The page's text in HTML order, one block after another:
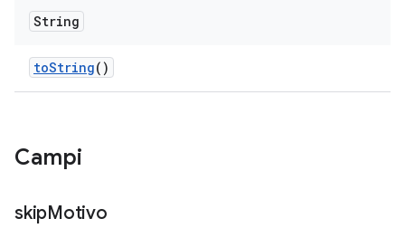
String
toString()
Campi
skipMotivo